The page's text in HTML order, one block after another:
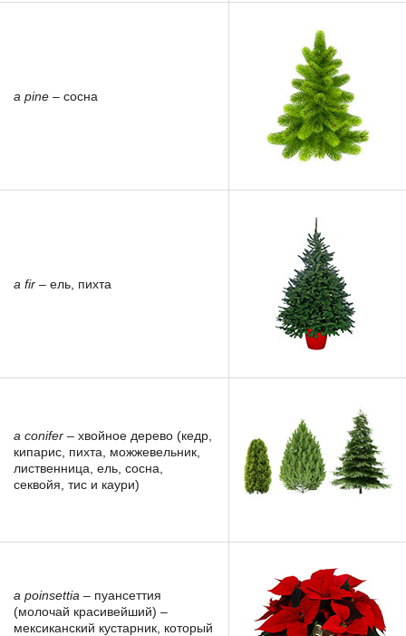
a pine – сосна
a fir – ель, пихта
a conifer – хвойное дерево (кедр,
кипарис, пихта, можжевельник,
лиственница, ель, сосна,
секвойя, тис и каури)
a poinsettia – пуансеттия
(молочай красивейший) –
мексиканский кустарник, который